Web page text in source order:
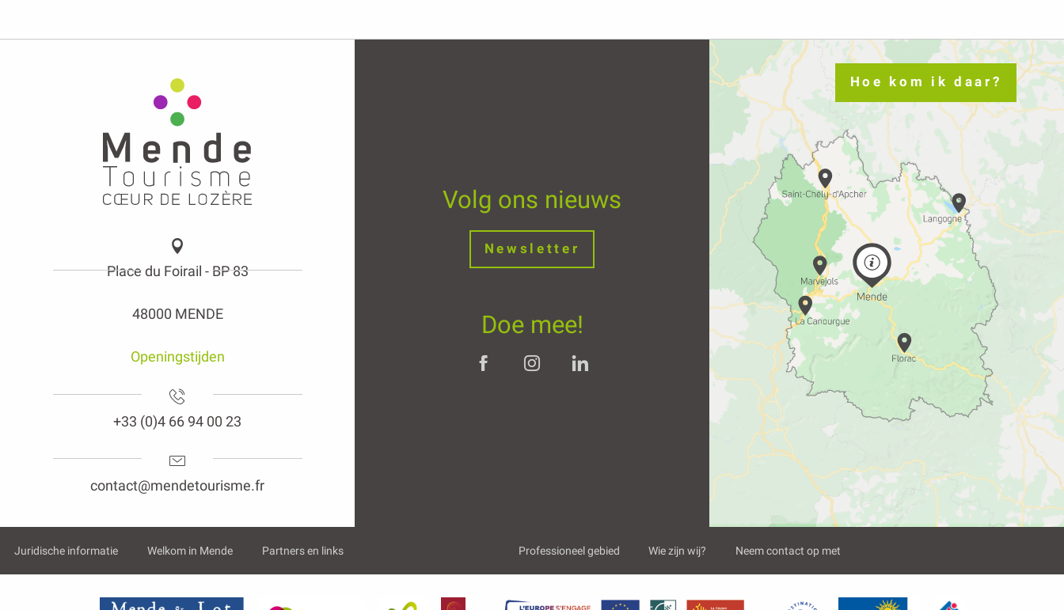
Place du Foirail - BP 83
48000 MENDE
Openingstijden
+33 (0)4 66 94 00 23
contact@mendetourisme.fr
Volg ons nieuws
Newsletter
Doe mee!
Hoe kom ik daar?
Juridische informatie Welkom in Mende Partners en links Professioneel gebied Wie zijn wij? Neem contact op met